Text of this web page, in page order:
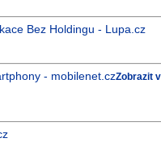
Bez Holdingu - Lupa.cz
- mobilenet.czZobrazit